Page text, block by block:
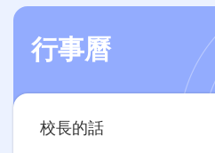
行事曆
Main
navigation
校長的話